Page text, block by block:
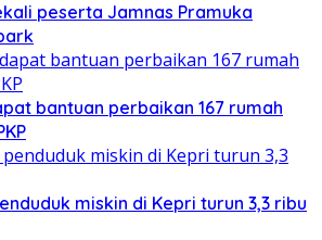
peserta Jamnas Pramuka
bantuan perbaikan 167 rumah
miskin di Kepri turun 3,3 ribu